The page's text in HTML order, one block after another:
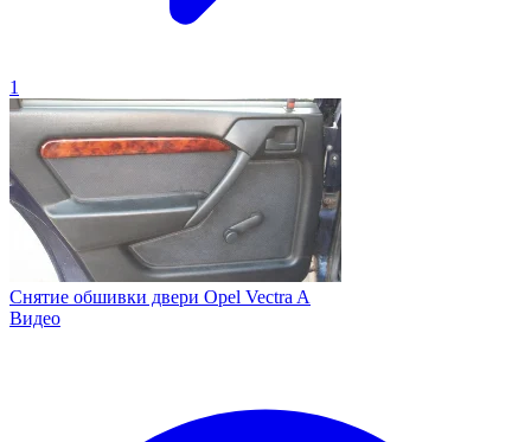
1
Снятие обшивки двери Opel Vectra A
Видео